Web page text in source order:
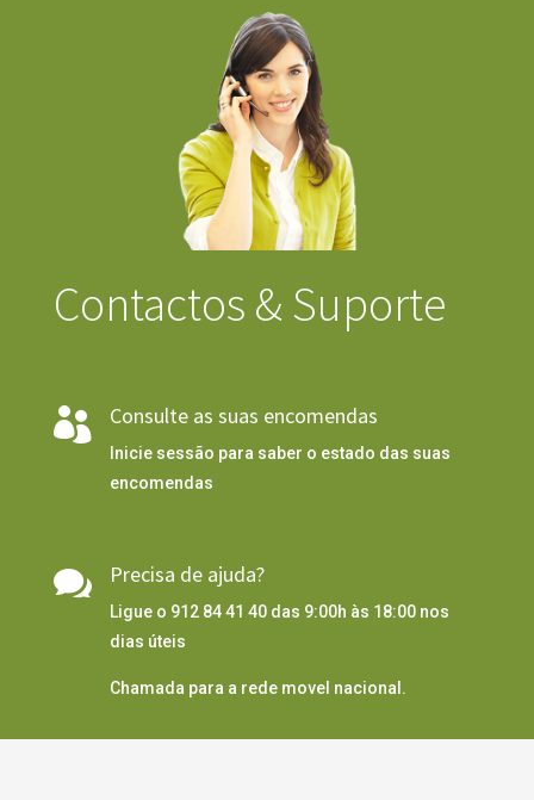
Contactos & Suporte
 Consulte as suas encomendas
Inicie sessão para saber o estado das suas
encomendas
 Precisa de ajuda?
Ligue o 912 84 41 40 das 9:00h às 18:00 nos
dias úteis
Chamada para a rede movel nacional.